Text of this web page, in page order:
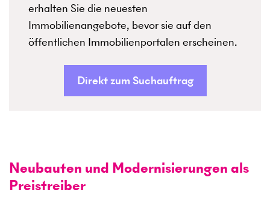
erhalten Sie die neuesten
Immobilienangebote, bevor sie auf den
öffentlichen Immobilienportalen erscheinen.
Direkt zum Suchauftrag
Neubauten und Modernisierungen als
Preistreiber